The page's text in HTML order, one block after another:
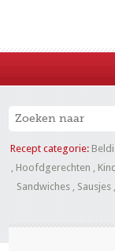
Recept categorie:
, Hoofdgerechten ,
Sandwiches , Sausjes ,